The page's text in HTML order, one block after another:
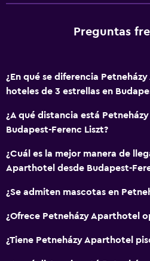
Caja fuerte
Servicios básicos
Dispositivo hotspot móvil
Wifi disponible en todas las
Internet
Extinguidor
Aire acondicionado
Preguntas
¿En qué se diferencia
hoteles de 3 estrellas en
¿A qué distancia está
Budapest-Ferenc Liszt?
¿Cuál es la mejor manera de
Aparthotel desde Budapest-
¿Se admiten mascotas en
¿Ofrece Petneházy Aparthotel
¿Tiene Petneházy Aparthotel